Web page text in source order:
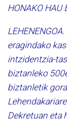
HONAKO HAU
eragindako
intzidentzia-
biztanleko
biztanletik
Dekretuan eta